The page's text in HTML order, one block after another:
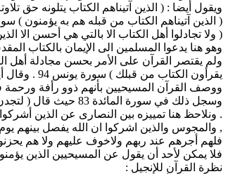
ويقول أيضا : ( الذين آتيناهم الكتاب يتلونه حق
( ولا تجادلوا أهل الكتاب الا بالتي هي أحسن الا
وهو هنا يدعوا المسلمين الى الإيمان بالكتاب
ولم يقتصر القرآن على الأمر بحسن مجادلة أهل
يقرأون الكتاب من قبلك ) سورة يونس 94 . وقال أيضا ( وما أرسلنا قبلك إلا رجالا نوحي اليهم , فاسألوا أهل الذكر إن كنتم لا نعلمون ) سورة الأنبياء 7 .
وسجل ذلك في سورة
, والمجوس والذين اشركوا ان الله يفصل بينهم
فلهم أجرهم عند ربهم ولاخوف عليهم ولا هم
فلا يمكن لأحد أن يقول عن المسيحيين الذين
نظرة القرآن للإنجيل :